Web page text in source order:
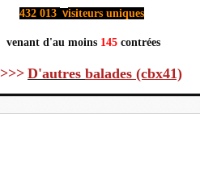
432 013 visiteurs uniques
venant d'au moins 145 contrées
>>> D'autres balades (cbx41)